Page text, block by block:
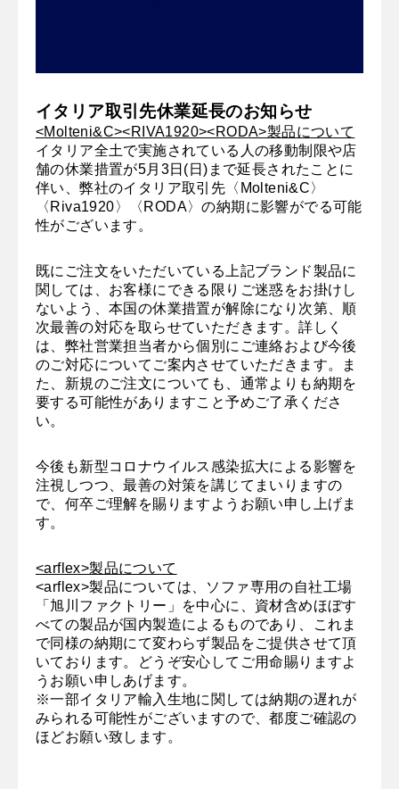
イタリア取引先休業延長のお知らせ
<Molteni&C><RIVA1920><RODA>製品について
イタリア全土で実施されている人の移動制限や店
舗の休業措置が5月3日(日)まで延長されたことに
伴い、弊社のイタリア取引先〈Molteni&C〉
〈Riva1920〉〈RODA〉の納期に影響がでる可能
性がございます。
既にご注文をいただいている上記ブランド製品に
関しては、お客様にできる限りご迷惑をお掛けし
ないよう、本国の休業措置が解除になり次第、順
次最善の対応を取らせていただきます。詳しく
は、弊社営業担当者から個別にご連絡および今後
のご対応についてご案内させていただきます。ま
た、新規のご注文についても、通常よりも納期を
要する可能性がありますこと予めご了承くださ
い。
今後も新型コロナウイルス感染拡大による影響を
注視しつつ、最善の対策を講じてまいりますの
で、何卒ご理解を賜りますようお願い申し上げま
す。
<arflex>製品について
<arflex>製品については、ソファ専用の自社工場
「旭川ファクトリー」を中心に、資材含めほぼす
べての製品が国内製造によるものであり、これま
で同様の納期にて変わらず製品をご提供させて頂
いております。どうぞ安心してご用命賜りますよ
うお願い申しあげます。
※一部イタリア輸入生地に関しては納期の遅れが
みられる可能性がございますので、都度ご確認の
ほどお願い致します。